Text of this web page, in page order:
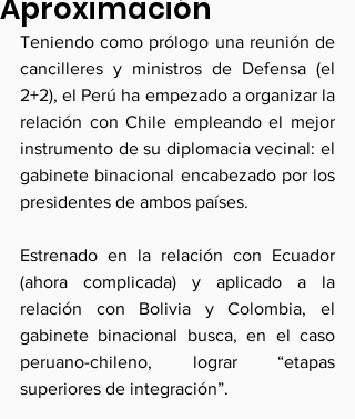
Aproximación
Teniendo como prólogo una reunión de
cancilleres y ministros de Defensa (el
2+2), el Perú ha empezado a organizar la
relación con Chile empleando el mejor
instrumento de su diplomacia vecinal: el
gabinete binacional encabezado por los
presidentes de ambos países.
Estrenado en la relación con Ecuador
(ahora complicada) y aplicado a la
relación con Bolivia y Colombia, el
gabinete binacional busca, en el caso
peruano-chileno, lograr “etapas
superiores de integración”.